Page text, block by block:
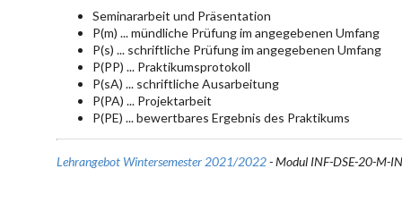
Seminararbeit und Präsentation
P(m) ... mündliche Prüfung im angegebenen Umfang
P(s) ... schriftliche Prüfung im angegebenen Umfang
P(PP) ... Praktikumsprotokoll
P(sA) ... schriftliche Ausarbeitung
P(PA) ... Projektarbeit
P(PE) ... bewertbares Ergebnis des Praktikums
Lehrangebot Wintersemester 2021/2022- Modul INF-DSE-20-M-